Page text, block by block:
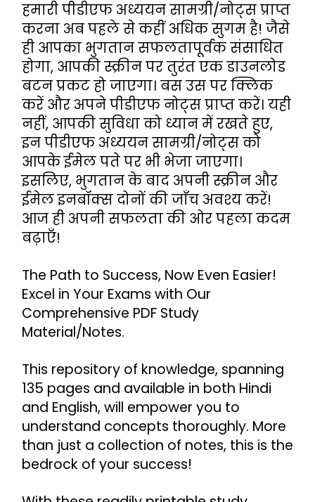
हमारी पीडीएफ अध्ययन सामग्री/नोट्स प्राप्त
करना अब पहले से कहीं अधिक सुगम है! जैसे
ही आपका भुगतान सफलतापूर्वक संसाधित
होगा, आपकी स्क्रीन पर तुरंत एक डाउनलोड
बटन प्रकट हो जाएगा। बस उस पर क्लिक
करें और अपने पीडीएफ नोट्स प्राप्त करें। यही
नहीं, आपकी सुविधा को ध्यान में रखते हुए,
इन पीडीएफ अध्ययन सामग्री/नोट्स को
आपके ईमेल पते पर भी भेजा जाएगा।
इसलिए, भुगतान के बाद अपनी स्क्रीन और
ईमेल इनबॉक्स दोनों की जाँच अवश्य करें!
आज ही अपनी सफलता की ओर पहला कदम
बढ़ाएँ!
The Path to Success, Now Even Easier!
Excel in Your Exams with Our
Comprehensive PDF Study
Material/Notes.
This repository of knowledge, spanning
135 pages and available in both Hindi
and English, will empower you to
understand concepts thoroughly. More
than just a collection of notes, this is the
bedrock of your success!